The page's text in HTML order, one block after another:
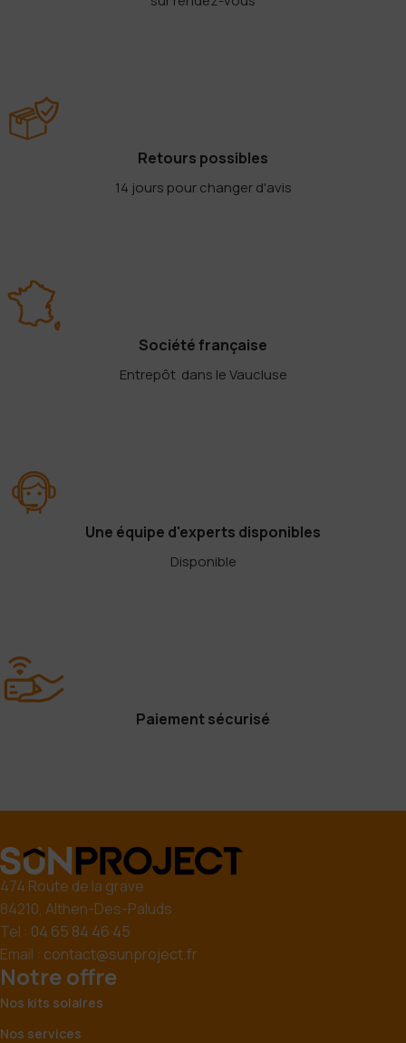
Retours possibles
14 jours pour changer d'avis
Société française
Entrepôt dans le Vaucluse
Une équipe d'experts disponibles
Disponible
Paiement sécurisé
474 Route de la grave
84210, Althen-Des-Paluds
Tel : 04 65 84 46 45
Email : contact@sunproject.fr
Notre offre
Nos kits solaires
Nos services